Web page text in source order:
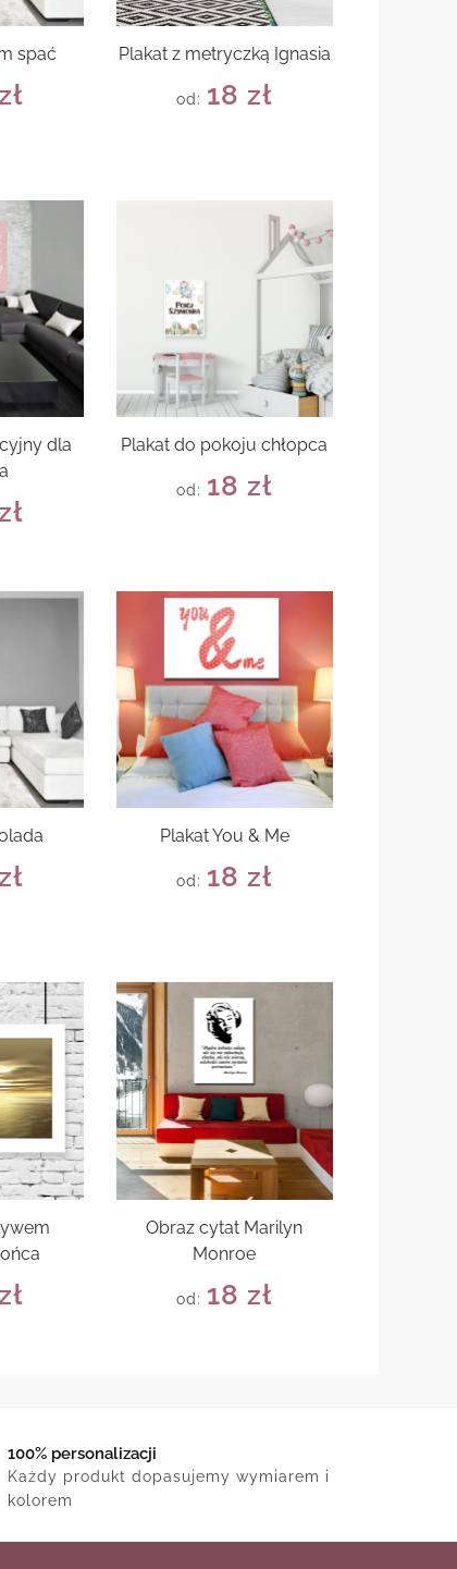
spać Plakat z metryczką Ignasia
od: 18zł
dla
Plakat do pokoju chłopca
od: 18zł
Plakat You & Me
od: 18zł
Obraz cytat Marilyn
Monroe
od: 18zł
100% personalizacji
Każdy produkt dopasujemy wymiarem i
kolorem